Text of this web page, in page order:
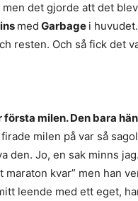
det gjorde att det
med Garbage i
resten. Och så fick det
milen. Den bara
milen på var så
den. Jo, en sak minns
maraton kvar” men han
leende med ett eget,